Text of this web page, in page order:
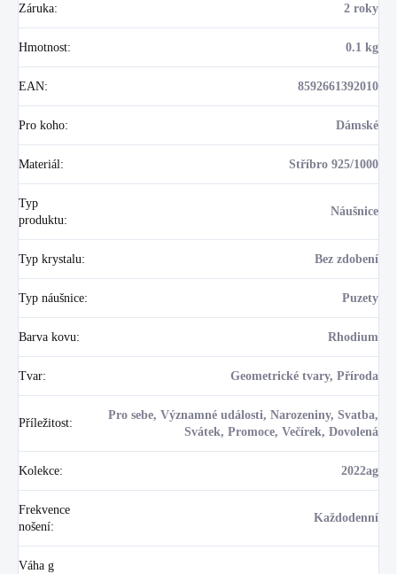
Záruka: 2 roky
Hmotnost: 0.1 kg
EAN: 8592661392010
Pro koho: Dámské
Materiál : Stříbro 925/1000
Typ
produktu:
Náušnice
Typ krystalu: Bez zdobení
Typ náušnice: Puzety
Barva kovu: Rhodium
Tvar: Geometrické tvary, Příroda
Příležitost:
Pro sebe, Významné události, Narozeniny, Svatba,
Svátek, Promoce, Večírek, Dovolená
Kolekce: 2022ag
Frekvence
nošení:
Každodenní
Váha g